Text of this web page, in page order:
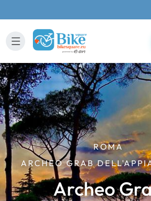
ROMA
ARCHEO GRAB
Archeo